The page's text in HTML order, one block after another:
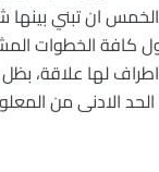
الخمس ان تبني
كافة الخطوات
لها علاقة،
الادنى من